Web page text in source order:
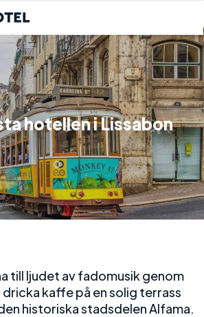
hotellen i Lissabon
till ljudet av fadomusik genom
kaffe på en solig terrass
historiska stadsdelen Alfama.